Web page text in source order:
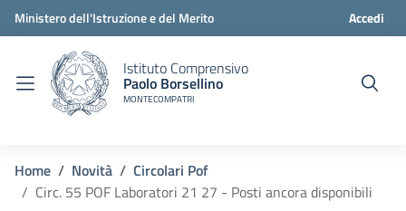
Ministero dell'Istruzione e del Merito Accedi
Istituto Comprensivo
Paolo Borsellino
MONTECOMPATRI
Home Novità
Circolari Pof
Circ. 55 POF Laboratori 21 27 - Posti ancora disponibili